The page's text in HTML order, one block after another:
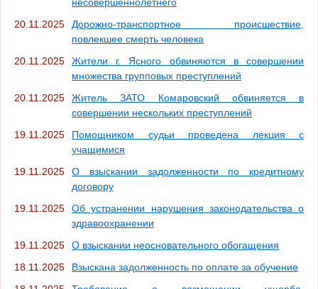
20.11.2025
Дорожно-транспортное происшествие,
повлекшее смерть человека
20.11.2025
Жители г. Ясного обвиняются в совершении
множества групповых преступлений
20.11.2025
Житель ЗАТО Комаровский обвиняется в
совершении нескольких преступлений
19.11.2025
Помощником судьи проведена лекция с
учащимися
19.11.2025
О взыскании задолженности по кредитному
договору
19.11.2025
Об устранении нарушения законодательства о
здравоохранении
19.11.2025
О взыскании неосновательного обогащения
18.11.2025
Взыскана задолженность по оплате за обучение